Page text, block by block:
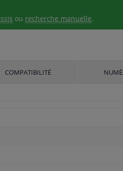
ou recherche manuelle.
COMPATIBILITÉ